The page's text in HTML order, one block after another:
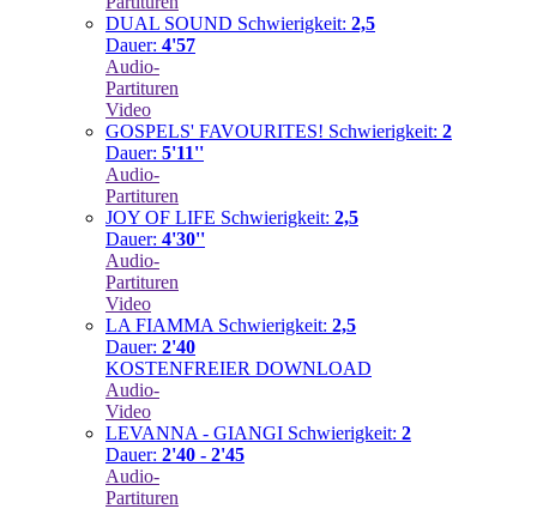
DUAL SOUND Schwierigkeit: 2,5
Dauer: 4'57
Audio-
Partituren
Video
GOSPELS' FAVOURITES! Schwierigkeit: 2
Dauer: 5'11''
Audio-
Partituren
JOY OF LIFE Schwierigkeit: 2,5
Dauer: 4'30''
Audio-
Partituren
Video
LA FIAMMA Schwierigkeit: 2,5
Dauer: 2'40
KOSTENFREIER DOWNLOAD
Audio-
Video
LEVANNA - GIANGI Schwierigkeit: 2
Dauer: 2'40 - 2'45
Audio-
Partituren